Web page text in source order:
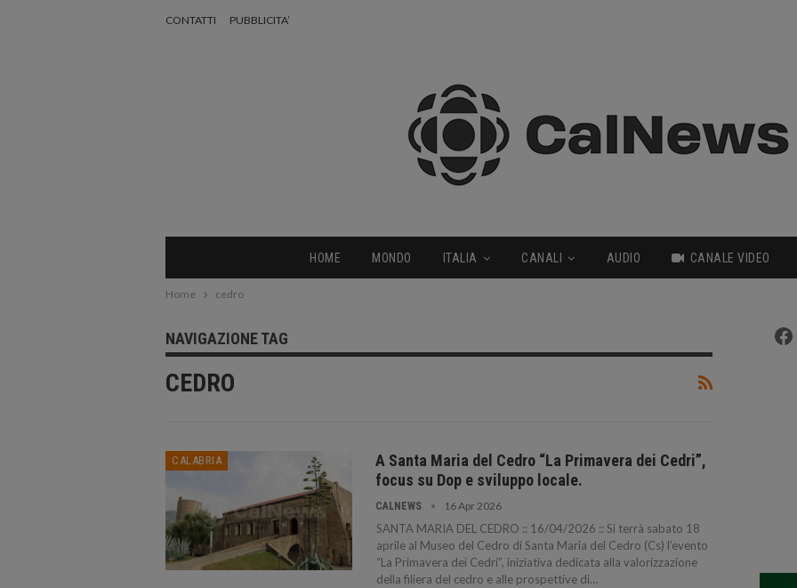
CONTATTI PUBBLICITA’
HOME MONDO ITALIA CANALI AUDIO CANALE VIDEO
Home cedro
NAVIGAZIONE TAG
CEDRO
CALABRIA
A Santa Maria del Cedro “La Primavera dei Cedri”,
focus su Dop e sviluppo locale.
CALNEWS 16 Apr 2026
SANTA MARIA DEL CEDRO :: 16/04/2026 :: Si terrà sabato 18
aprile al Museo del Cedro di Santa Maria del Cedro (Cs) l’evento
“La Primavera dei Cedri”, iniziativa dedicata alla valorizzazione
della filiera del cedro e alle prospettive di…